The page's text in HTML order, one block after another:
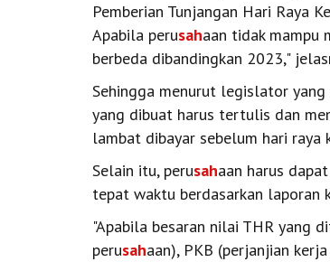
Pemberian Tunjangan Hari Raya
Apabila perusahaan tidak mampu
berbeda dibandingkan 2023,"
Sehingga menurut legislator
yang dibuat harus tertulis dan
lambat dibayar sebelum hari raya
Selain itu, perusahaan harus
tepat waktu berdasarkan laporan
"Apabila besaran nilai THR yang
perusahaan), PKB (perjanjian